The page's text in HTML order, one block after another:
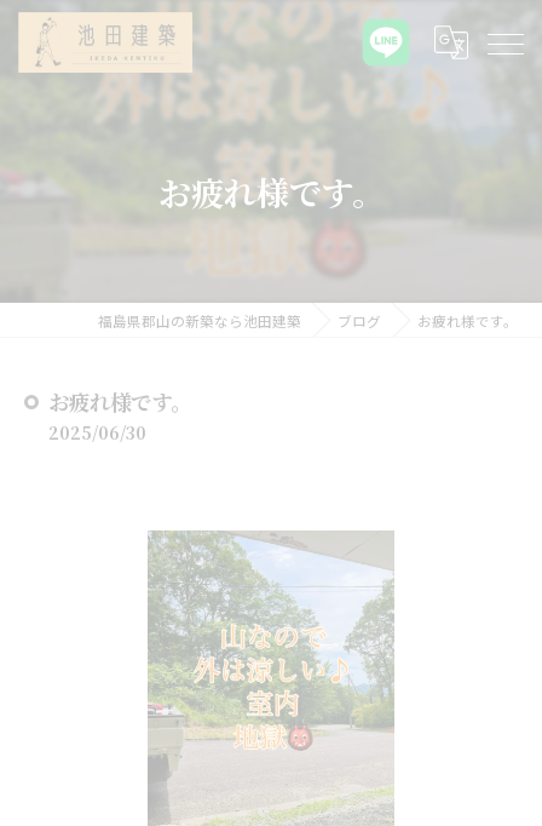
お疲れ様です。
福島県郡山の新築なら池田建築 ブログ お疲れ様です。
お疲れ様です。
2025/06/30